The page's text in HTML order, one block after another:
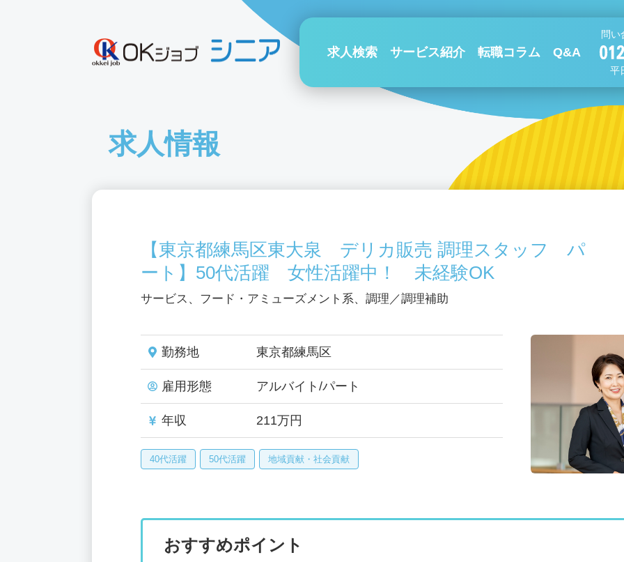
求人検索 サービス紹介 転職コラム Q&A
問い
平
求人情報
【東京都練馬区東大泉 デリカ販売 調理スタッフ パ
ート】50代活躍 女性活躍中！ 未経験OK
サービス、フード・アミューズメント系、調理／調理補助
勤務地 東京都練馬区
雇用形態 アルバイト/パート
年収 211万円
40代活躍 50代活躍 地域貢献・社会貢献
おすすめポイント